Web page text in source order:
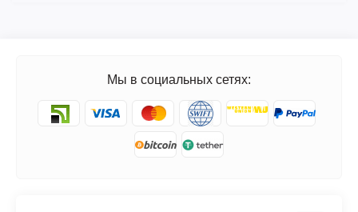
Мы в социальных сетях: